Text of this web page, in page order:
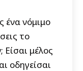
ένα νόμιμο
το
μέλος
οδηγείσαι